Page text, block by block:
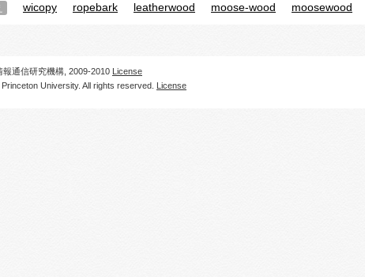
wicopy ropebark leatherwood moose-wood moosewood
報通信研究機構, 2009-2010 License
University. All rights reserved. License